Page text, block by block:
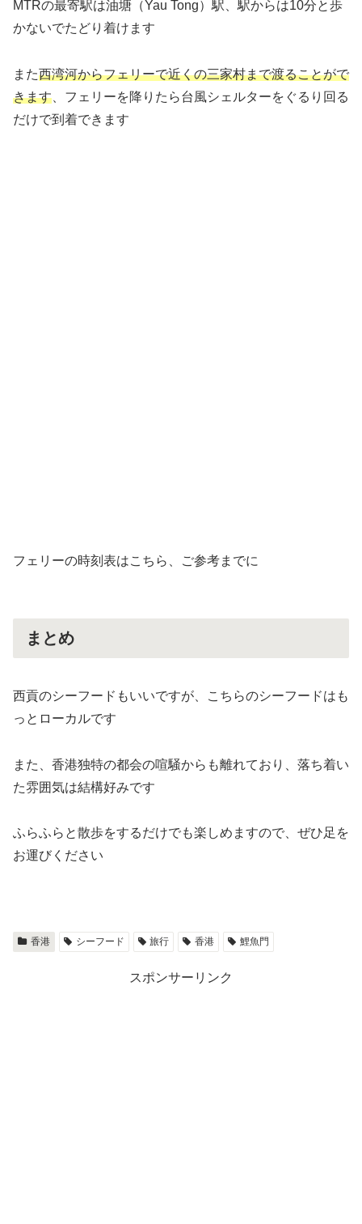
MTRの最寄駅は油塘（Yau Tong）駅、駅からは10分と歩
かないでたどり着けます
また西湾河からフェリーで近くの三家村まで渡ることがで
きます 、フェリーを降りたら台風シェルターをぐるり回る
だけで到着できます
フェリーの時刻表はこちら、ご参考までに
まとめ
西貢のシーフードもいいですが、こちらのシーフードはも
っとローカルです
また、香港独特の都会の喧騒からも離れており、落ち着い
た雰囲気は結構好みです
ふらふらと散歩をするだけでも楽しめますので、ぜひ足を
お運びください
香港 シーフード 旅行 香港 鯉魚門
スポンサーリンク